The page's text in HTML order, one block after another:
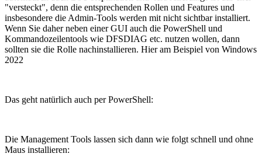
"versteckt", denn die entsprechenden Rollen und Features und
insbesondere die Admin-Tools werden mit nicht sichtbar installiert.
Wenn Sie daher neben einer GUI auch die PowerShell und
Kommandozeilentools wie DFSDIAG etc. nutzen wollen, dann
sollten sie die Rolle nachinstallieren. Hier am Beispiel von Windows
2022
Das geht natürlich auch per PowerShell:
Die Management Tools lassen sich dann wie folgt schnell und ohne
Maus installieren: